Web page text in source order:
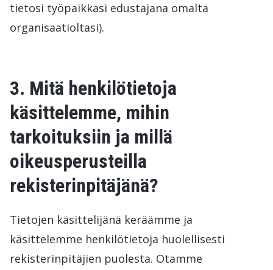
tietosi työpaikkasi edustajana omalta
organisaatioltasi).
3. Mitä henkilötietoja
käsittelemme, mihin
tarkoituksiin ja millä
oikeusperusteilla
rekisterinpitäjänä?
Tietojen käsittelijänä keräämme ja
käsittelemme henkilötietoja huolellisesti
rekisterinpitäjien puolesta. Otamme